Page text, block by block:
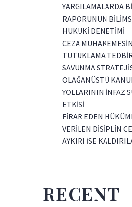
YARGILAMALARDA
RAPORUNUN
HUKUKİ DENETİMİ
CEZA
TUTUKLAMA
SAVUNMA
OLAĞANÜSTÜ
YOLLARININ İNFAZ
ETKİSİ
FİRAR EDEN
VERİLEN DİSİPLİN
AYKIRI İSE
RECENT